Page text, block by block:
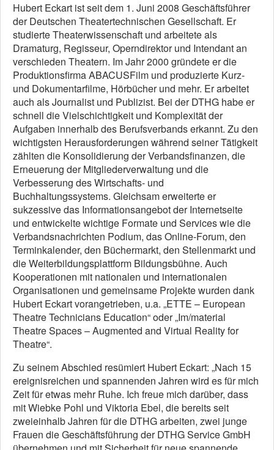
Hubert Eckart ist seit dem 1. Juni 2008 Geschäftsführer
der Deutschen Theatertechnischen Gesellschaft. Er
studierte Theaterwissenschaft und arbeitete als
Dramaturg, Regisseur, Operndirektor und Intendant an
verschieden Theatern. Im Jahr 2000 gründete er die
Produktionsfirma ABACUSFilm und produzierte Kurz-
und Dokumentarfilme, Hörbücher und mehr. Er arbeitet
auch als Journalist und Publizist. Bei der DTHG habe er
schnell die Vielschichtigkeit und Komplexität der
Aufgaben innerhalb des Berufsverbands erkannt. Zu den
wichtigsten Herausforderungen während seiner Tätigkeit
zählten die Konsolidierung der Verbandsfinanzen, die
Erneuerung der Mitgliederverwaltung und die
Verbesserung des Wirtschafts- und
Buchhaltungssystems. Gleichsam erweiterte er
sukzessive das Informationsangebot der Internetseite
und entwickelte wichtige Formate und Services wie die
Verbandsnachrichten Podium, das Online-Forum, den
Terminkalender, den Büchermarkt, den Stellenmarkt und
die Weiterbildungsplattform Bildungsbühne. Auch
Kooperationen mit nationalen und internationalen
Organisationen und gemeinsame Projekte wurden dank
Hubert Eckart vorangetrieben, u.a. „ETTE – European
Theatre Technicians Education“ oder „Im/material
Theatre Spaces – Augmented and Virtual Reality for
Theatre“.
Zu seinem Abschied resümiert Hubert Eckart: „Nach 15
ereignisreichen und spannenden Jahren wird es für mich
Zeit für etwas mehr Ruhe. Ich freue mich darüber, dass
mit Wiebke Pohl und Viktoria Ebel, die bereits seit
zweieinhalb Jahren für die DTHG arbeiten, zwei junge
Frauen die Geschäftsführung der DTHG Service GmbH